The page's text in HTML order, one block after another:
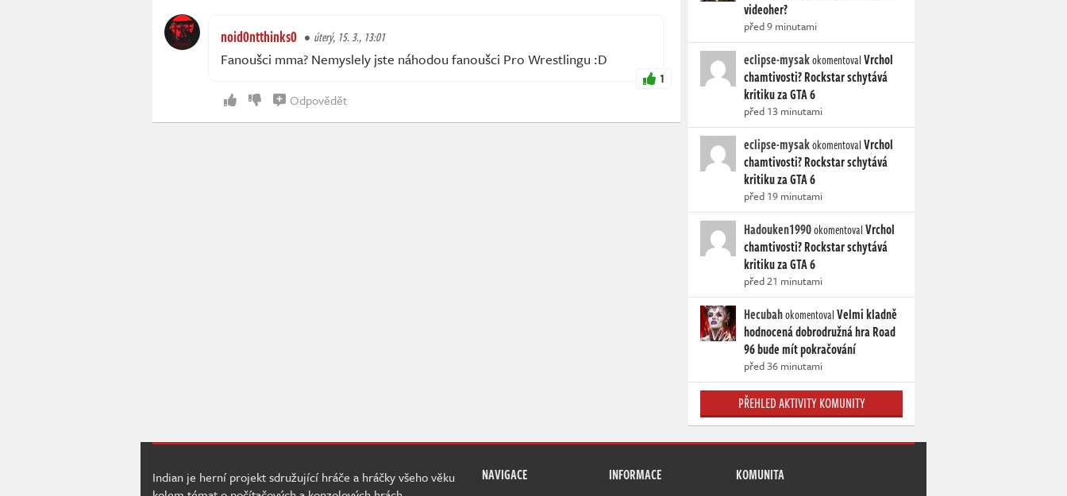
noid0ntthinks0 úterý, 15. 3., 13:01
Fanoušci mma? Nemyslely jste náhodou fanoušci Pro Wrestlingu :D
1
Odpovědět
videoher?
před 9 minutami
eclipse-mysakokomentovalVrchol
chamtivosti? Rockstar schytává
kritiku za GTA 6
před 13 minutami
eclipse-mysakokomentovalVrchol
chamtivosti? Rockstar schytává
kritiku za GTA 6
před 19 minutami
Hadouken1990okomentovalVrchol
chamtivosti? Rockstar schytává
kritiku za GTA 6
před 21 minutami
HecubahokomentovalVelmi kladně
hodnocená dobrodružná hra Road
96 bude mít pokračování
před 36 minutami
PŘEHLED AKTIVITY KOMUNITY
NAVIGACE INFORMACE KOMUNITA
Indian je herní projekt sdružující hráče a hráčky všeho věku